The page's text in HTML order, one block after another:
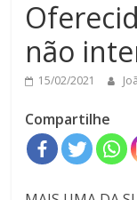
não
15/02/2021
Compartilhe